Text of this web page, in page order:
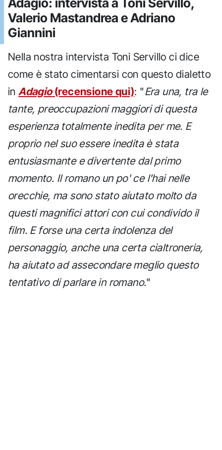
Valerio Mastandrea e Adriano
Giannini
Nella nostra intervista Toni Servillo ci dice
come è stato cimentarsi con questo dialetto
in Adagio(recensione qui): "Era una, tra le
tante, preoccupazioni maggiori di questa
esperienza totalmente inedita per me. E
proprio nel suo essere inedita è stata
entusiasmante e divertente dal primo
momento. Il romano un po' ce l'hai nelle
orecchie, ma sono stato aiutato molto da
questi magnifici attori con cui condivido il
film. E forse una certa indolenza del
personaggio, anche una certa cialtroneria,
ha aiutato ad assecondare meglio questo
tentativo di parlare in romano."